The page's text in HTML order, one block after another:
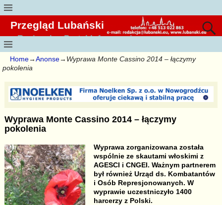
Przegląd Lubański
Regionalny Portal Informacyjny
Home→Anonse→ Wyprawa Monte Cassino 2014 – łączymy
pokolenia
Wyprawa Monte Cassino 2014 – łączymy
pokolenia
Wyprawa zorganizowana została
wspólnie ze skautami włoskimi z
AGESCI i CNGEI. Ważnym partnerem
był również Urząd ds. Kombatantów
i Osób Represjonowanych. W
wyprawie uczestniczyło 1400
harcerzy z Polski.